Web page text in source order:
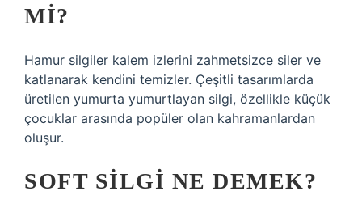
MI?
Hamur silgiler kalem izlerini zahmetsizce siler ve
katlanarak kendini temizler. Çeşitli tasarımlarda
üretilen yumurta yumurtlayan silgi, özellikle küçük
çocuklar arasında popüler olan kahramanlardan
oluşur.
SOFT SILGI NE DEMEK?